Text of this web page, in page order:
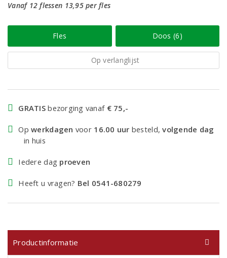
Vanaf 12 flessen 13,95 per fles
Fles Doos (6)
Op verlanglijst
GRATIS bezorging vanaf € 75,-
Opwerkdagen voor 16.00 uur besteld,volgende dag
in huis
Iedere dag proeven
Heeft u vragen? Bel 0541-680279
Productinformatie